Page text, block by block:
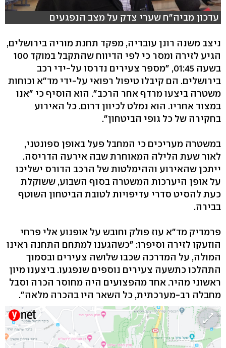
עדכון מביה"ח שערי צדק על מצב הנפגעים
ניצב משנה רונן עובדיה, מפקד תחנת מוריה בירושלים,
הגיע לזירה ומסר כי לפי הדיווח שהתקבל במוקד 100
בשעה 01:45, "מספר צעירים נדרסו על-ידי רכב
בירושלים. הם קיבלו טיפול רפואי על-ידי מד"א וכוחות
משטרה ביצעו מרדף אחר הרכב". הוא הוסיף כי "אנו
במצוד אחריו. הוא נמלט לכיוון דרום. כל האירוע
בחקירה של כל גופי הביטחון".
במשטרה מעריכים כי המחבל פעל באופן ספונטני,
לאור שעת הלילה המאוחרת שבה אירעה הדריסה.
ייתכן שהאירוע וההימלטות של הרכב הדורס ישליכו
על אופן היערכות המשטרה בסוף השבוע, ששוקלת
כעת להסיט סדרי עדיפויות לטובת הביטחון השוטף
בבירה.
פרמדיק מד"א עוז פולק וחובש על אופנוע אלי פרחי
הוזעקו לזירה וסיפרו: "כשהגענו למתחם התחנה ראינו
המולה, על המדרכה שכבו שלושה צעירים ובסמוך
התהלכו כתשעה צעירים נוספים שנפגעו. ביצענו מיון
ראשוני מהיר. אחד מהפצועים היה מחוסר הכרה וסבל
מחבלה רב-מערכתית, כל השאר היו בהכרה מלאה".